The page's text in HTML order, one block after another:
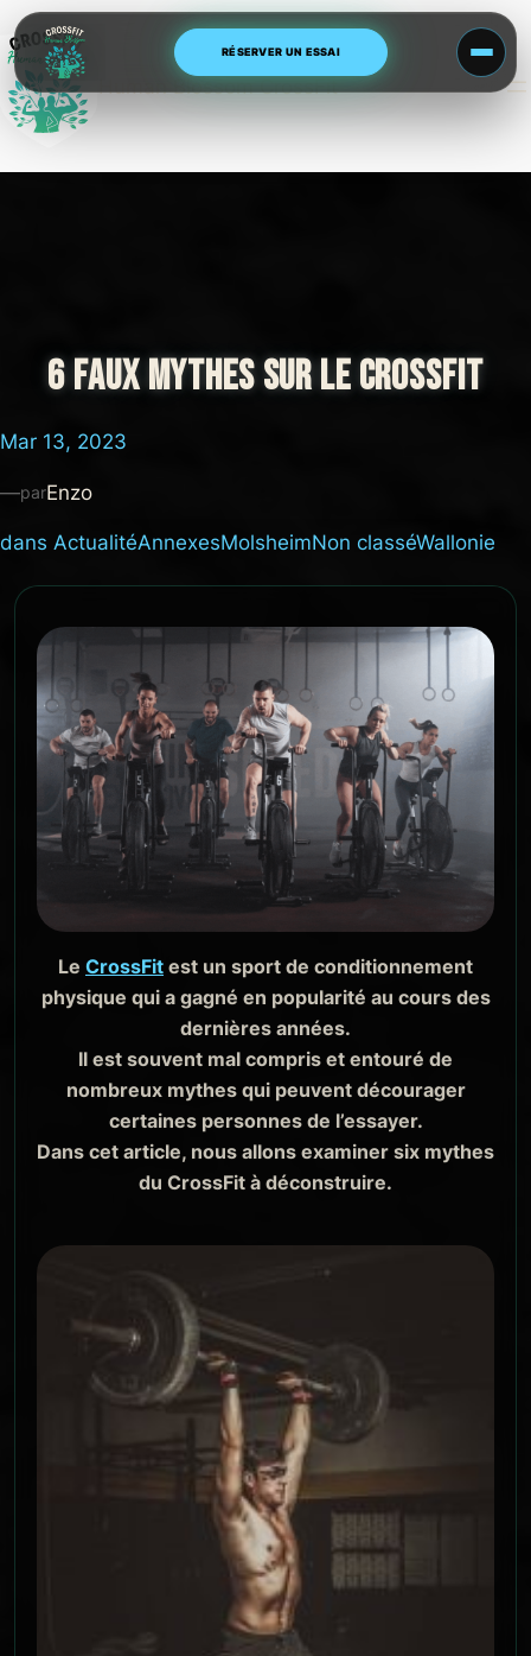
RÉSERVER UN ESSAI
Aller
au
contenu
Human Blossom CrossFit
6 FAUX MYTHES SUR LE CROSSFIT
Mar 13, 2023
—parEnzo
dans ActualitéAnnexesMolsheimNon classéWallonie
Le CrossFit est un sport de conditionnement
physique qui a gagné en popularité au cours des
dernières années.
Il est souvent mal compris et entouré de
nombreux mythes qui peuvent décourager
certaines personnes de l’essayer.
Dans cet article, nous allons examiner six mythes
du CrossFit à déconstruire.